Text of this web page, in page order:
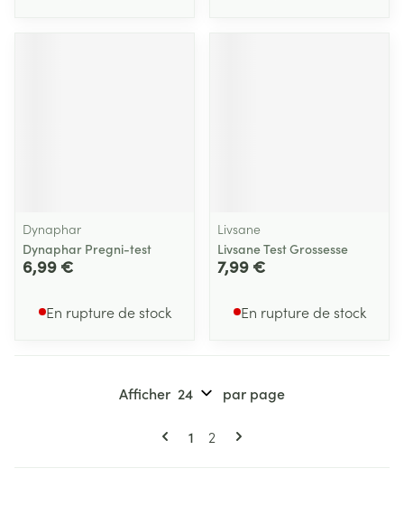
Dynaphar
Dynaphar Pregni-test
6,99 €
En rupture de stock
Livsane
Livsane Test Grossesse
7,99 €
En rupture de stock
Pages
Vous lisez actuellement la page
1 Page
2
Afficher par page